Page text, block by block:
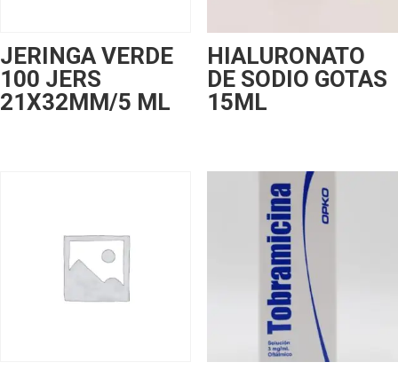
JERINGA VERDE
100 JERS
21X32MM/5 ML
HIALURONATO
DE SODIO GOTAS
15ML